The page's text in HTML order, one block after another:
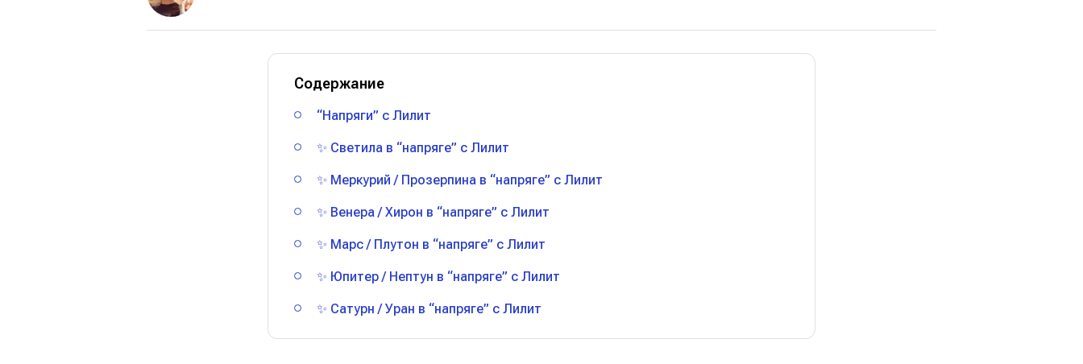
Содержание
“Напряги” с Лилит
✨ Светила в “напряге” с Лилит
✨ Меркурий / Прозерпина в “напряге” с Лилит
✨ Венера / Хирон в “напряге” с Лилит
✨ Марс / Плутон в “напряге” с Лилит
✨ Юпитер / Нептун в “напряге” с Лилит
✨ Сатурн / Уран в “напряге” с Лилит